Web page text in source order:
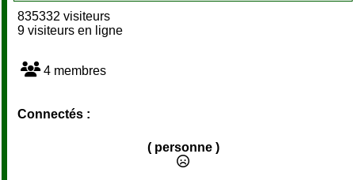
835332 visiteurs
9 visiteurs en ligne
4 membres
Connectés :
( personne )